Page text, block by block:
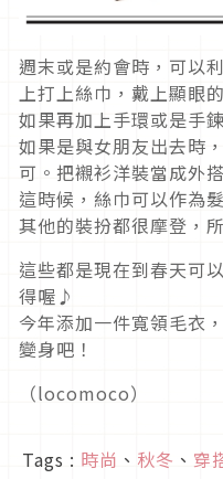
週末或是約會時，可以
上打上絲巾，戴上顯眼
如果再加上手環或是手
如果是與女朋友出去時
可。把襯衫洋裝當成外
這時候，絲巾可以作為
其他的裝扮都很摩登，
這些都是現在到春天可
得喔♪
今年添加一件寬領毛衣
變身吧！
（locomoco）
Tags : 時尚 、 秋冬 、 穿